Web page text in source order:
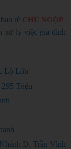
rẻ CHỦ NGỘP
xử lý việc gia đình
Lộ Lớn
Triệu
Đ. Trần Vĩnh